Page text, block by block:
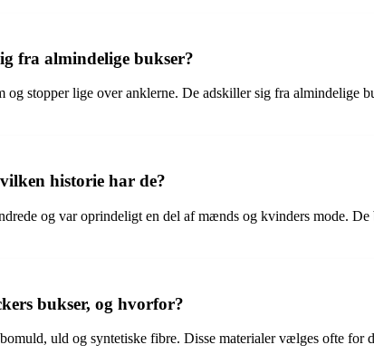
fra almindelige bukser?
stopper lige over anklerne. De adskiller sig fra almindelige
historie har de?
og var oprindeligt en del af mænds og kvinders mode.
bukser, og hvorfor?
uld og syntetiske fibre. Disse materialer vælges ofte for